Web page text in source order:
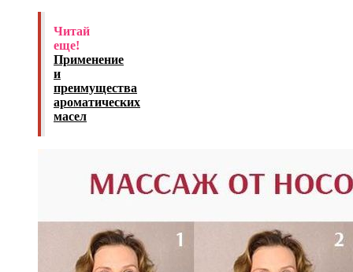
Читай
еще!
Применение
и
преимущества
ароматических
масел